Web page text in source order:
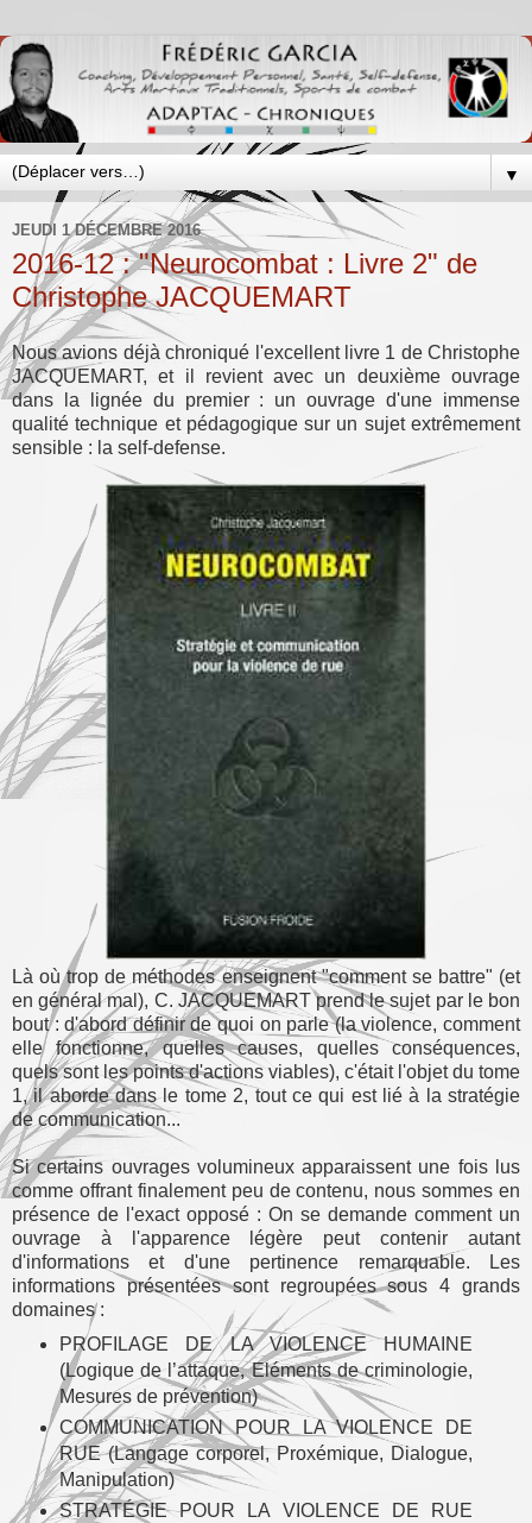
▼
JEUDI 1 DÉCEMBRE 2016
2016-12 : "Neurocombat : Livre 2" de
Christophe JACQUEMART
Nous avions déjà chroniqué l'excellent livre 1 de Christophe
JACQUEMART, et il revient avec un deuxième ouvrage
dans la lignée du premier : un ouvrage d'une immense
qualité technique et pédagogique sur un sujet extrêmement
sensible : la self-defense.
Là où trop de méthodes enseignent "comment se battre" (et
en général mal), C. JACQUEMART prend le sujet par le bon
bout : d'abord définir de quoi on parle (la violence, comment
elle fonctionne, quelles causes, quelles conséquences,
quels sont les points d'actions viables), c'était l'objet du tome
1, il aborde dans le tome 2, tout ce qui est lié à la stratégie
de communication...
Si certains ouvrages volumineux apparaissent une fois lus
comme offrant finalement peu de contenu, nous sommes en
présence de l'exact opposé : On se demande comment un
ouvrage à l'apparence légère peut contenir autant
d'informations et d'une pertinence remarquable. Les
informations présentées sont regroupées sous 4 grands
domaines :
PROFILAGE DE LA VIOLENCE HUMAINE
(Logique de l’attaque, Eléments de criminologie,
Mesures de prévention)
COMMUNICATION POUR LA VIOLENCE DE
RUE (Langage corporel, Proxémique, Dialogue,
Manipulation)
STRATÉGIE POUR LA VIOLENCE DE RUE